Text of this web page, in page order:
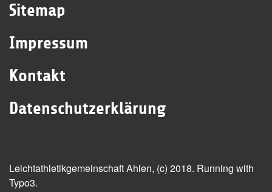
Sitemap
Impressum
Kontakt
Datenschutzerklärung
Leichtathletikgemeinschaft Ahlen, (c) 2018. Running with
Typo3.